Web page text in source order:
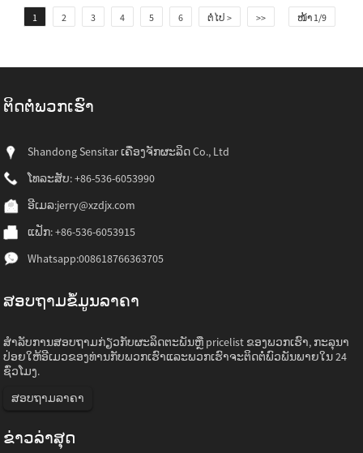
1 2 3 4 5 6 ຕໍ່ໄປ > >> ໜ້າ 1/9
ຕິດ​ຕໍ່​ພວກ​ເຮົາ
Shandong Sensitar ເຄື່ອງຈັກຜະລິດ Co., Ltd
ໂທລະສັບ: +86-536-6053990
ອີເມລ:jerry@xzdjx.com
ແຟັກ: +86-536-6053915
Whatsapp:008618766363705
ສອບຖາມຂໍ້ມູນລາຄາ
ສໍາ​ລັບ​ການ​ສອບ​ຖາມ​ກ່ຽວ​ກັບ​ຜະ​ລິດ​ຕະ​ພັນ​ຫຼື pricelist ຂອງ​ພວກ​ເຮົາ​, ກະ​ລຸ​ນາ​
ປ່ອຍ​ໃຫ້​ອີ​ເມວ​ຂອງ​ທ່ານ​ກັບ​ພວກ​ເຮົາ​ແລະ​ພວກ​ເຮົາ​ຈະ​ຕິດ​ຕໍ່​ພົວ​ພັນ​ພາຍ​ໃນ 24
ຊົ່ວ​ໂມງ​.
ສອບຖາມລາຄາ
ຂ່າວ​ລ່າ​ສຸດ